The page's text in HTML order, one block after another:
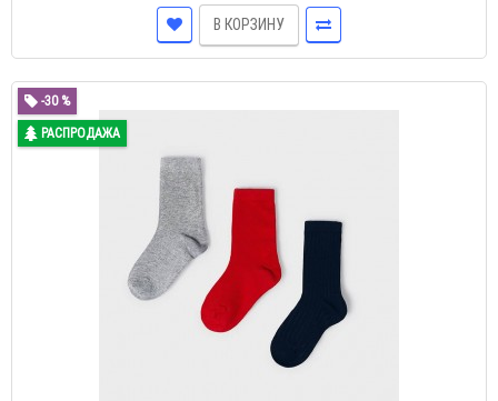
В КОРЗИНУ
-30 %
РАСПРОДАЖА